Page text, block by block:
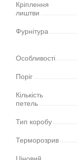
Кріплення
лиштви
Фурнітура
Особливості
Поріг
Кількість
петель
Тип коробу
Терморозрив